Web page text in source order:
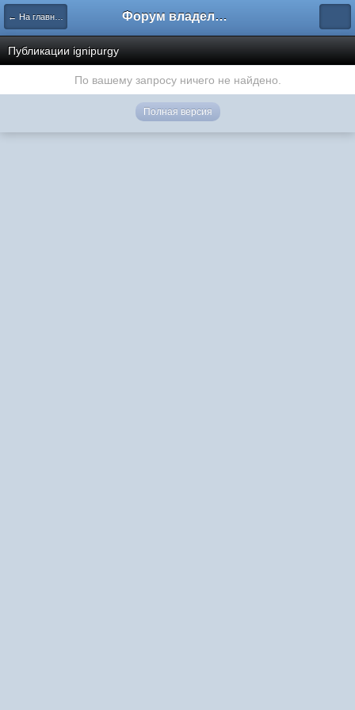
← На главную Форум владельцев интернет-магазинов
Публикации ignipurgy
По вашему запросу ничего не найдено.
Полная версия